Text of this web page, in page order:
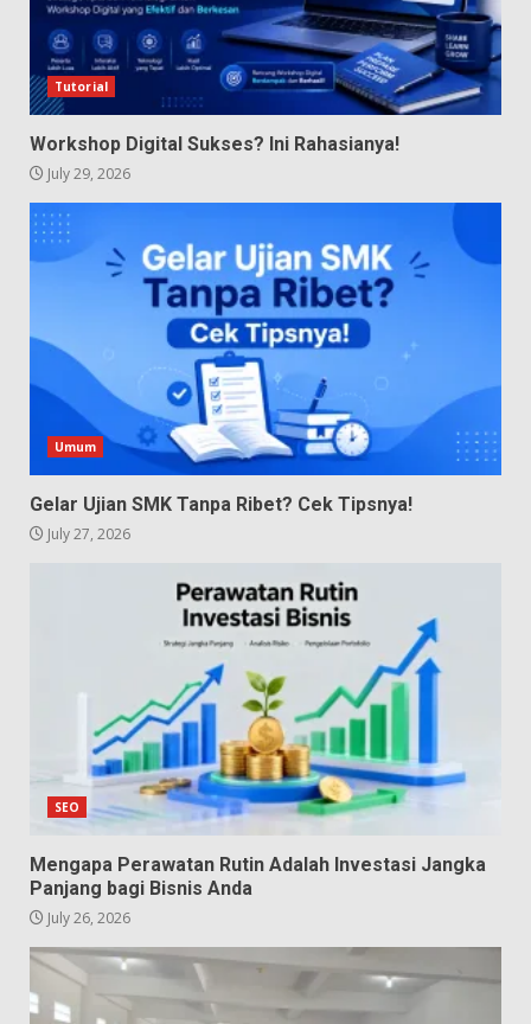
Tutorial
Workshop Digital Sukses? Ini Rahasianya!
July 29, 2026
Umum
Gelar Ujian SMK Tanpa Ribet? Cek Tipsnya!
July 27, 2026
SEO
Mengapa Perawatan Rutin Adalah Investasi Jangka
Panjang bagi Bisnis Anda
July 26, 2026